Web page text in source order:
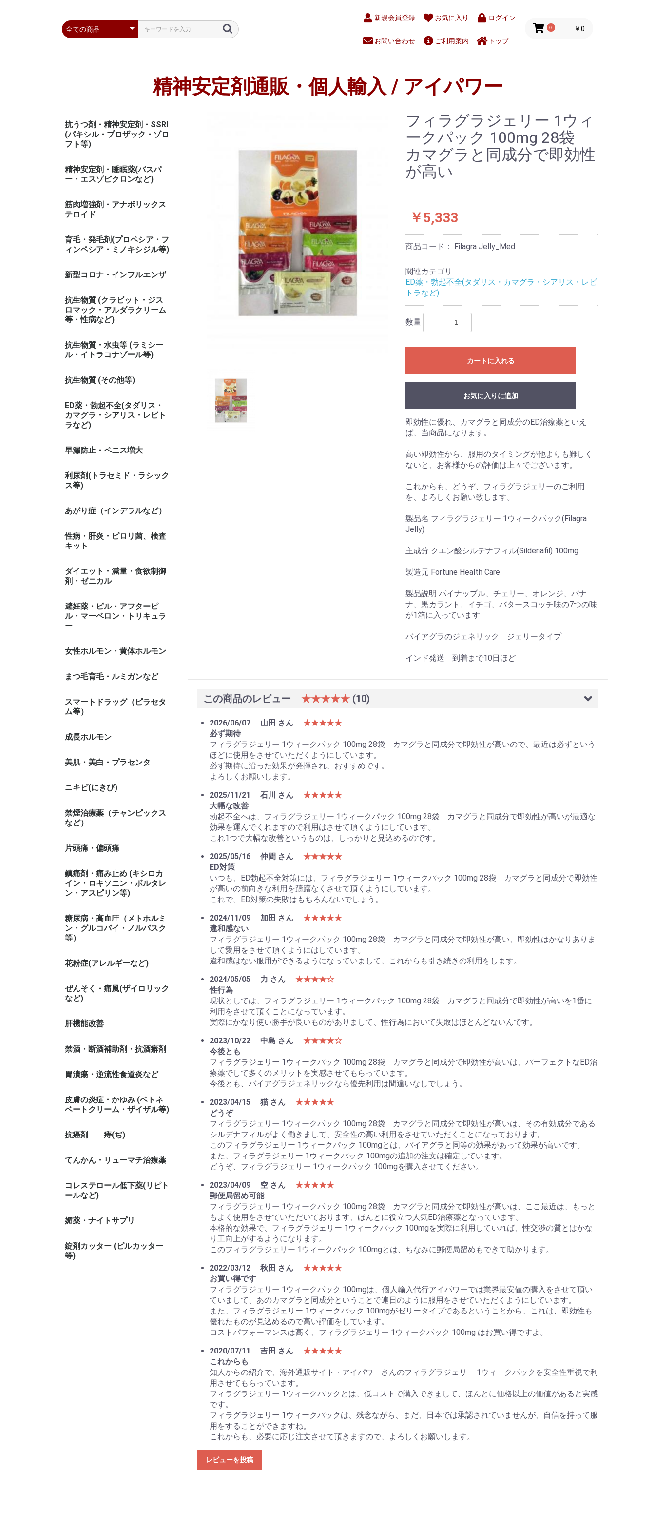
新規会員登録 お気に入り ログイン
お問い合わせ ご利用案内 トップ
0 ￥0
精神安定剤通販・個人輸入 / アイパワー
抗うつ剤・精神安定剤・SSRI
(パキシル・プロザック・ゾロ
フト等)
精神安定剤・睡眠薬(バスパ
ー・エスゾピクロンなど)
筋肉増強剤・アナボリックス
テロイド
育毛・発毛剤(プロペシア・フ
ィンペシア・ミノキシジル等)
新型コロナ・インフルエンザ
抗生物質 (クラビット・ジス
ロマック・アルダラクリーム
等・性病など)
抗生物質・水虫等 (ラミシー
ル・イトラコナゾール等)
抗生物質 (その他等)
ED薬・勃起不全(タダリス・
カマグラ・シアリス・レビト
ラなど)
早漏防止・ペニス増大
利尿剤(トラセミド・ラシック
ス等)
あがり症（インデラルなど）
性病・肝炎・ピロリ菌、検査
キット
ダイエット・減量・食欲制御
剤・ゼニカル
避妊薬・ピル・アフターピ
ル・マーベロン・トリキュラ
ー
女性ホルモン・黄体ホルモン
まつ毛育毛・ルミガンなど
スマートドラッグ（ピラセタ
ム等）
成長ホルモン
美肌・美白・プラセンタ
ニキビ(にきび)
禁煙治療薬（チャンピックス
など）
片頭痛・偏頭痛
鎮痛剤・痛み止め (キシロカ
イン・ロキソニン・ボルタレ
ン・アスピリン等)
糖尿病・高血圧（メトホルミ
ン・グルコバイ・ノルバスク
等）
花粉症(アレルギーなど)
ぜんそく・痛風(ザイロリック
など)
肝機能改善
禁酒・断酒補助剤・抗酒癖剤
胃潰瘍・逆流性食道炎など
皮膚の炎症・かゆみ (ベトネ
ベートクリーム・ザイザル等)
抗癌剤 痔(ぢ)
てんかん・リューマチ治療薬
コレステロール低下薬(リピト
ールなど)
媚薬・ナイトサプリ
錠剤カッター (ピルカッター
等)
フィラグラジェリー 1ウィ
ークパック 100mg 28袋
カマグラと同成分で即効性
が高い
￥5,333
商品コード： Filagra Jelly_Med
関連カテゴリ
ED薬・勃起不全(タダリス・カマグラ・シアリス・レビ
トラなど)
数量
カートに入れる
お買い物を続ける カートへ進む
お気に入りに追加
即効性に優れ、カマグラと同成分のED治療薬といえ
ば、当商品になります。
高い即効性から、服用のタイミングが他よりも難しく
ないと、お客様からの評価は上々でございます。
これからも、どうぞ、フィラグラジェリーのご利用
を、よろしくお願い致します。
製品名 フィラグラジェリー 1ウィークパック(Filagra
Jelly)
主成分 クエン酸シルデナフィル(Sildenafil) 100mg
製造元 Fortune Health Care
製品説明 パイナップル、チェリー、オレンジ、バナ
ナ、黒カラント、イチゴ、バタースコッチ味の7つの味
が1箱に入っています
バイアグラのジェネリック ジェリータイプ
インド発送 到着まで10日ほど
この商品のレビュー ★★★★★ (10)
2026/06/07 山田 さん
★★★★★
必ず期待
フィラグラジェリー 1ウィークパック 100mg 28袋 カマグラと同成分で即効性が高いので、最近は必ずという
ほどに使用をさせていただくようにしています。
必ず期待に沿った効果が発揮され、おすすめです。
よろしくお願いします。
2025/11/21
石川 さん
★★★★★
大幅な改善
勃起不全へは、フィラグラジェリー 1ウィークパック 100mg 28袋 カマグラと同成分で即効性が高いが最適な
効果を運んでくれますので利用はさせて頂くようにしています。
これ1つで大幅な改善というものは、しっかりと見込めるのです。
2025/05/16
仲間 さん
★★★★★
ED対策
いつも、ED勃起不全対策には、フィラグラジェリー 1ウィークパック 100mg 28袋 カマグラと同成分で即効性
が高いの前向きな利用を躊躇なくさせて頂くようにしています。
これで、ED対策の失敗はもちろんないでしょう。
2024/11/09
加田 さん
★★★★★
違和感ない
フィラグラジェリー 1ウィークパック 100mg 28袋 カマグラと同成分で即効性が高い、即効性はかなりありま
して愛用をさせて頂くようにはしています。
違和感はない服用ができるようになっていまして、これからも引き続きの利用をします。
2024/05/05
力 さん
★★★★☆
性行為
現状としては、フィラグラジェリー 1ウィークパック 100mg 28袋 カマグラと同成分で即効性が高いを1番に
利用をさせて頂くことになっています。
実際にかなり使い勝手が良いものがありまして、性行為において失敗はほとんどないんです。
2023/10/22
中島 さん
★★★★☆
今後とも
フィラグラジェリー 1ウィークパック 100mg 28袋 カマグラと同成分で即効性が高いは、パーフェクトなED治
療薬でして多くのメリットを実感させてもらっています。
今後とも、バイアグラジェネリックなら優先利用は間違いなしでしょう。
2023/04/15
猫 さん
★★★★★
どうぞ
フィラグラジェリー 1ウィークパック 100mg 28袋 カマグラと同成分で即効性が高いは、その有効成分である
シルデナフィルがよく働きまして、安全性の高い利用をさせていただくことになっております。
このフィラグラジェリー 1ウィークパック 100mgとは、バイアグラと同等の効果があって効果が高いです。
また、フィラグラジェリー 1ウィークパック 100mgの追加の注文は確定しています。
どうぞ、フィラグラジェリー 1ウィークパック 100mgを購入させてください。
2023/04/09
空 さん
★★★★★
郵便局留め可能
フィラグラジェリー 1ウィークパック 100mg 28袋 カマグラと同成分で即効性が高いは、ここ最近は、もっと
もよく使用をさせていただいております、ほんとに役立つ人気ED治療薬となっています。
本格的な効果で、フィラグラジェリー 1ウィークパック 100mgを実際に利用していれば、性交渉の質とはかな
り工向上がするようになります。
このフィラグラジェリー 1ウィークパック 100mgとは、ちなみに郵便局留めもできて助かります。
2022/03/12
秋田 さん
★★★★★
お買い得です
フィラグラジェリー 1ウィークパック 100mgは、個人輸入代行アイパワーでは業界最安値の購入をさせて頂い
ていまして、あのカマグラと同成分ということで連日のように服用をさせていただくようにしています。
また、フィラグラジェリー 1ウィークパック 100mgがゼリータイプであるということから、これは、即効性も
優れたものが見込めるので高い評価をしています。
コストパフォーマンスは高く、フィラグラジェリー 1ウィークパック 100mg はお買い得ですよ。
2020/07/11
吉田 さん
★★★★★
これからも
知人からの紹介で、海外通販サイト・アイパワーさんのフィラグラジェリー 1ウィークパックを安全性重視で利
用させてもらっています。
フィラグラジェリー 1ウィークパックとは、低コストで購入できまして、ほんとに価格以上の価値があると実感
です。
フィラグラジェリー 1ウィークパックは、残念ながら、まだ、日本では承認されていませんが、自信を持って服
用をすることができますね。
これからも、必要に応じ注文させて頂きますので、よろしくお願いします。
レビューを投稿